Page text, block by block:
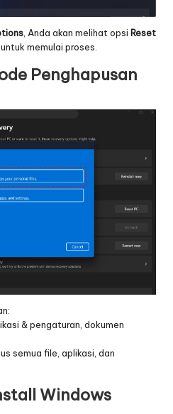
, Anda akan melihat opsi Reset
untuk memulai proses.
Penghapusan
& pengaturan, dokumen
semua file, aplikasi, dan
Windows